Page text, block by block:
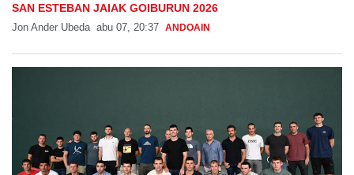
SAN ESTEBAN JAIAK GOIBURUN 2026
Jon Ander Ubeda abu 07, 20:37 ANDOAIN